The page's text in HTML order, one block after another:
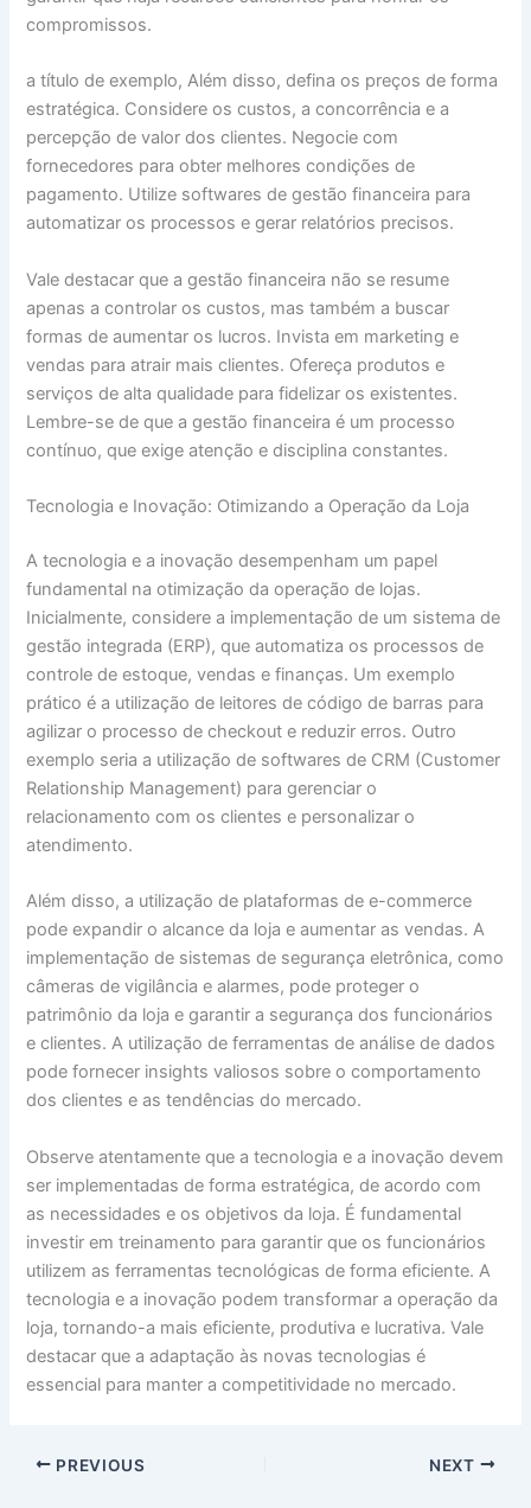
compromissos.
a título de exemplo, Além disso, defina os preços de forma
estratégica. Considere os custos, a concorrência e a
percepção de valor dos clientes. Negocie com
fornecedores para obter melhores condições de
pagamento. Utilize softwares de gestão financeira para
automatizar os processos e gerar relatórios precisos.
Vale destacar que a gestão financeira não se resume
apenas a controlar os custos, mas também a buscar
formas de aumentar os lucros. Invista em marketing e
vendas para atrair mais clientes. Ofereça produtos e
serviços de alta qualidade para fidelizar os existentes.
Lembre-se de que a gestão financeira é um processo
contínuo, que exige atenção e disciplina constantes.
Tecnologia e Inovação: Otimizando a Operação da Loja
A tecnologia e a inovação desempenham um papel
fundamental na otimização da operação de lojas.
Inicialmente, considere a implementação de um sistema de
gestão integrada (ERP), que automatiza os processos de
controle de estoque, vendas e finanças. Um exemplo
prático é a utilização de leitores de código de barras para
agilizar o processo de checkout e reduzir erros. Outro
exemplo seria a utilização de softwares de CRM (Customer
Relationship Management) para gerenciar o
relacionamento com os clientes e personalizar o
atendimento.
Além disso, a utilização de plataformas de e-commerce
pode expandir o alcance da loja e aumentar as vendas. A
implementação de sistemas de segurança eletrônica, como
câmeras de vigilância e alarmes, pode proteger o
patrimônio da loja e garantir a segurança dos funcionários
e clientes. A utilização de ferramentas de análise de dados
pode fornecer insights valiosos sobre o comportamento
dos clientes e as tendências do mercado.
Observe atentamente que a tecnologia e a inovação devem
ser implementadas de forma estratégica, de acordo com
as necessidades e os objetivos da loja. É fundamental
investir em treinamento para garantir que os funcionários
utilizem as ferramentas tecnológicas de forma eficiente. A
tecnologia e a inovação podem transformar a operação da
loja, tornando-a mais eficiente, produtiva e lucrativa. Vale
destacar que a adaptação às novas tecnologias é
essencial para manter a competitividade no mercado.
PREVIOUS NEXT